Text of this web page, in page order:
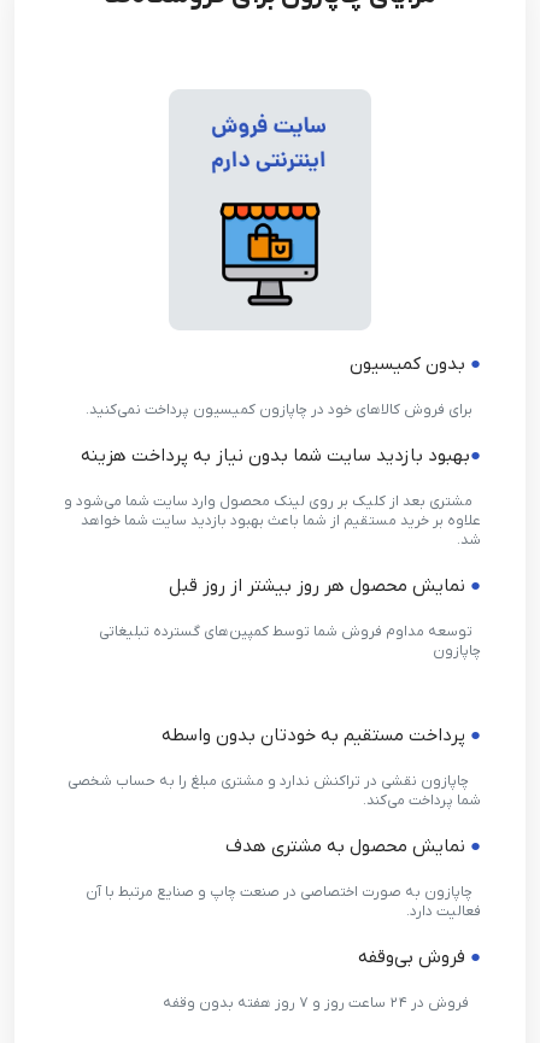
● بدون کمیسیون
برای فروش کالاهای خود در چاپازون کمیسیون پرداخت نمی‌کنید.
●بهبود بازدید سایت شما بدون نیاز به پرداخت هزینه
مشتری بعد از کلیک بر روی لینک محصول وارد سایت شما می‌شود و
علاوه بر خرید مستقیم از شما باعث بهبود بازدید سایت شما خواهد
شد.
● نمایش محصول هر روز بیشتر از روز قبل
توسعه مداوم فروش شما توسط کمپین‌های گسترده تبلیغاتی
چاپازون
● پرداخت مستقیم به خودتان بدون واسطه
چاپازون نقشی در تراکنش ندارد و مشتری مبلغ را به حساب شخصی
شما پرداخت می‌کند.
● نمایش محصول به مشتری هدف
چاپازون به صورت اختصاصی در صنعت چاپ و صنایع مرتبط با آن
فعالیت دارد.
● فروش بی‌وقفه
فروش در ۲۴ ساعت روز و ۷ روز هفته بدون وقفه